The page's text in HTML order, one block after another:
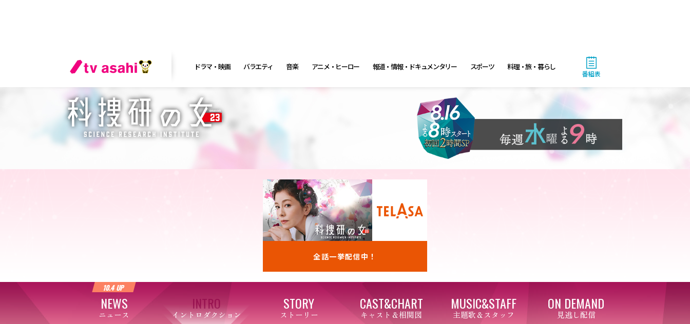
ドラマ・映画 バラエティ 音楽 アニメ・ヒーロー 報道・情報・ドキュメンタリー スポーツ 料理・旅・暮らし
番組表
全話一挙配信中！
NEWS
ニュース
10.4 UP
INTRO
イントロダクション
STORY
ストーリー
CAST&CHART
キャスト＆相関図
MUSIC&STAFF
主題歌＆スタッフ
ON DEMAND
見逃し配信
題名のない音楽会「背筋も凍
る!恐怖を感じる音楽会」
買いドキ!生放送ショッピン
グ 期間限定商品を手にする大
チャンス!お見逃しなく!
なにわ男子の逆転男子 高橋恭
平の休日に密着!呼び出した仲